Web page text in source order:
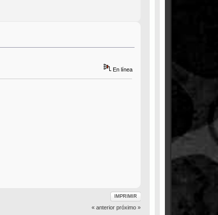
En línea
IMPRIMIR
« anterior próximo »